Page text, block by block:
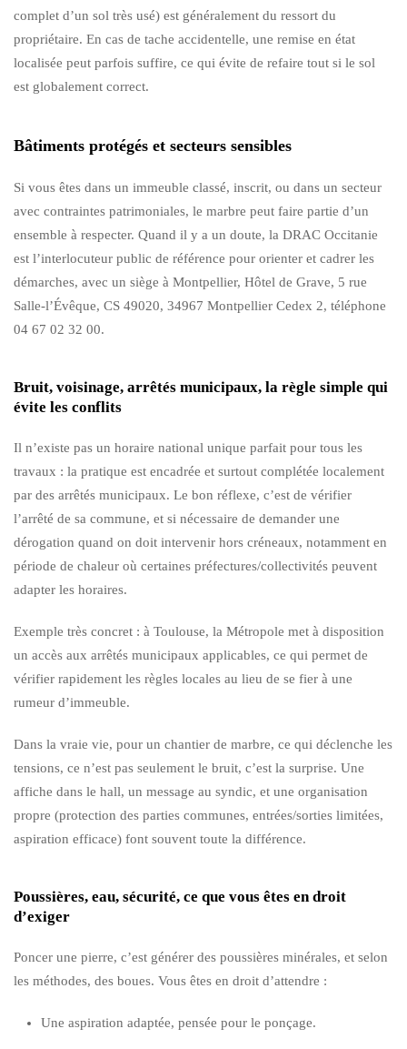
complet d’un sol très usé) est généralement du ressort du
propriétaire. En cas de tache accidentelle, une remise en état
localisée peut parfois suffire, ce qui évite de refaire tout si le sol
est globalement correct.
Bâtiments protégés et secteurs sensibles
Si vous êtes dans un immeuble classé, inscrit, ou dans un secteur
avec contraintes patrimoniales, le marbre peut faire partie d’un
ensemble à respecter. Quand il y a un doute, la DRAC Occitanie
est l’interlocuteur public de référence pour orienter et cadrer les
démarches, avec un siège à Montpellier, Hôtel de Grave, 5 rue
Salle-l’Évêque, CS 49020, 34967 Montpellier Cedex 2, téléphone
04 67 02 32 00.
Bruit, voisinage, arrêtés municipaux, la règle simple qui
évite les conflits
Il n’existe pas un horaire national unique parfait pour tous les
travaux : la pratique est encadrée et surtout complétée localement
par des arrêtés municipaux. Le bon réflexe, c’est de vérifier
l’arrêté de sa commune, et si nécessaire de demander une
dérogation quand on doit intervenir hors créneaux, notamment en
période de chaleur où certaines préfectures/collectivités peuvent
adapter les horaires.
Exemple très concret : à Toulouse, la Métropole met à disposition
un accès aux arrêtés municipaux applicables, ce qui permet de
vérifier rapidement les règles locales au lieu de se fier à une
rumeur d’immeuble.
Dans la vraie vie, pour un chantier de marbre, ce qui déclenche les
tensions, ce n’est pas seulement le bruit, c’est la surprise. Une
affiche dans le hall, un message au syndic, et une organisation
propre (protection des parties communes, entrées/sorties limitées,
aspiration efficace) font souvent toute la différence.
Poussières, eau, sécurité, ce que vous êtes en droit
d’exiger
Poncer une pierre, c’est générer des poussières minérales, et selon
les méthodes, des boues. Vous êtes en droit d’attendre :
Une aspiration adaptée, pensée pour le ponçage.